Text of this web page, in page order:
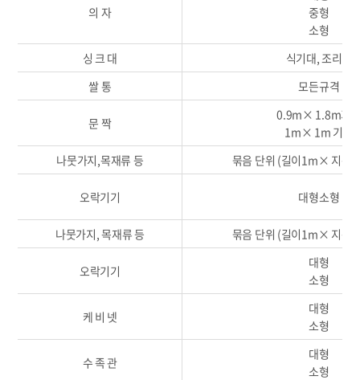
의 자
중형
소형
싱 크 대
식기대, 조리대
쌀 통
모든규격
문 짝
0.9m× 1.8m기
1m× 1m 기준
나뭇가지,목재류 등
묶음 단위 (길이1m× 지름
오락기기 대형소형
나뭇가지, 목재류 등 묶음 단위 (길이1m× 지름
오락기기
대형
소형
케 비 넷
대형
소형
수 족 관
대형
소형